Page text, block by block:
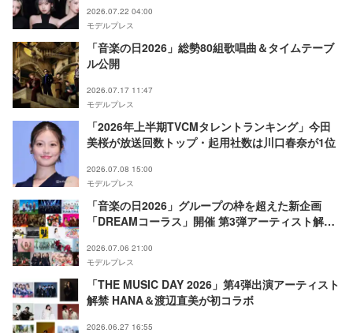
2026.07.22 04:00
モデルプレス
「音楽の日2026」総勢80組歌唱曲＆タイムテーブ
ル公開
2026.07.17 11:47
モデルプレス
「2026年上半期TVCMタレントランキング」今田
美桜が放送回数トップ・起用社数は川口春奈が1位
2026.07.08 15:00
モデルプレス
「音楽の日2026」グループの枠を超えた新企画
「DREAMコーラス」開催 第3弾アーティスト解禁
2026.07.06 21:00
モデルプレス
「THE MUSIC DAY 2026」第4弾出演アーティスト
解禁 HANA＆渡辺直美が初コラボ
2026.06.27 16:55